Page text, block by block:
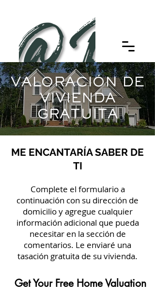
VALORACIÓN DE
VIVIENDA
GRATUITA
ME ENCANTARÍA SABER DE
TI
Complete el formulario a
continuación con su dirección de
domicilio y agregue cualquier
información adicional que pueda
necesitar en la sección de
comentarios. Le enviaré una
tasación gratuita de su vivienda.
Get Your Free Home Valuation